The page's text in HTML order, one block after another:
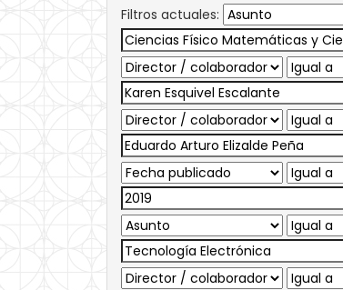
Filtros actuales: